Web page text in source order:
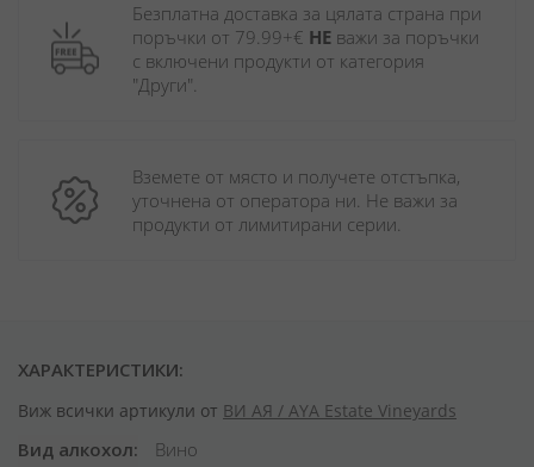
Безплатна доставка за цялата страна при
поръчки от 79.99+€ НЕ важи за поръчки
с включени продукти от категория
"Други".
Вземете от място и получете отстъпка,
уточнена от оператора ни. Не важи за
продукти от лимитирани серии.
ХАРАКТЕРИСТИКИ:
Виж всички артикули от ВИ АЯ / AYA Estate Vineyards
Вид алкохол
Вино